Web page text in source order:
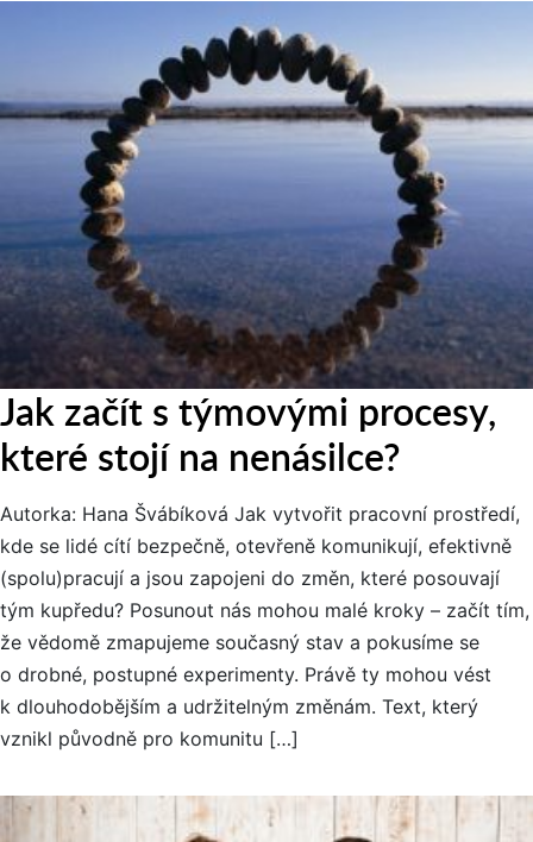
Jak začít s týmovými procesy,
které stojí na nenásilce?
Autorka: Hana Švábíková Jak vytvořit pracovní prostředí,
kde se lidé cítí bezpečně, otevřeně komunikují, efektivně
(spolu)pracují a jsou zapojeni do změn, které posouvají
tým kupředu? Posunout nás mohou malé kroky – začít tím,
že vědomě zmapujeme současný stav a pokusíme se
o drobné, postupné experimenty. Právě ty mohou vést
k dlouhodobějším a udržitelným změnám. Text, který
vznikl původně pro komunitu […]